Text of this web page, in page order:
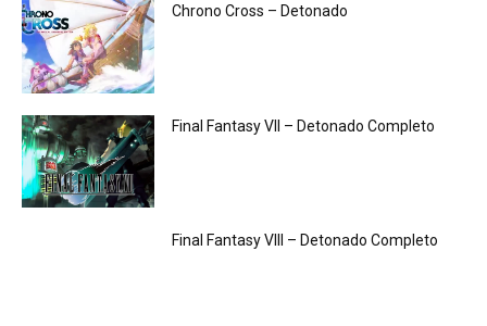
Chrono Cross – Detonado
Final Fantasy VII – Detonado Completo
Final Fantasy VIII – Detonado Completo